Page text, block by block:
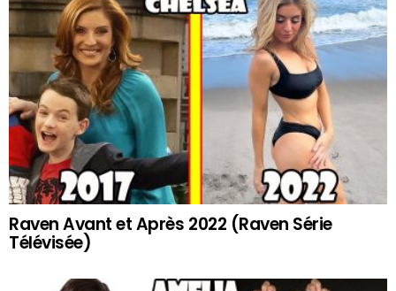
Raven Avant et Après 2022 (Raven Série
Télévisée)